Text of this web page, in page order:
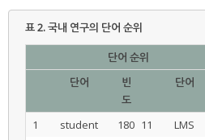
표 2.국내 연구의 단어 순위
단어 순위
단어
빈
도
단어
1
student 180 11 LMS